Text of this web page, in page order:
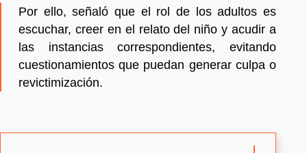
Por ello, señaló que el rol de los adultos es
escuchar, creer en el relato del niño y acudir a
las instancias correspondientes, evitando
cuestionamientos que puedan generar culpa o
revictimización.